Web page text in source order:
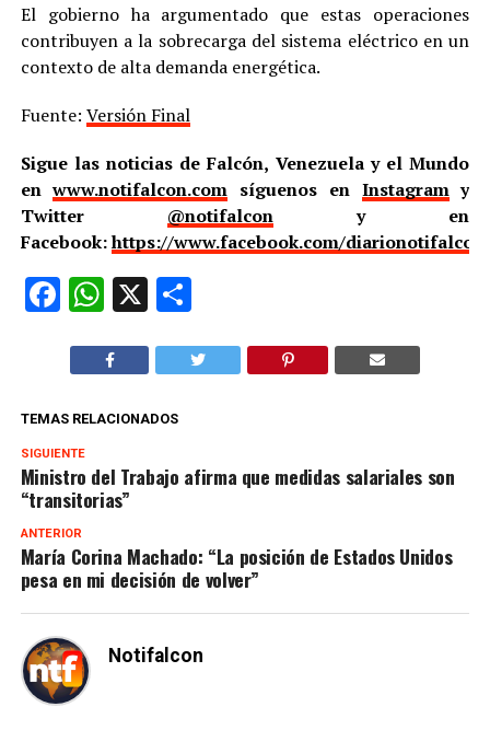
El gobierno ha argumentado que estas operaciones
contribuyen a la sobrecarga del sistema eléctrico en un
contexto de alta demanda energética.
Fuente: Versión Final
Sigue las noticias de Falcón, Venezuela y el Mundo
enwww.notifalcon.com síguenos en Instagramy
Twitter @notifalcony en
Facebook:https://www.facebook.com/
Facebook
WhatsApp
X Compartir
TEMAS RELACIONADOS
SIGUIENTE
Ministro del Trabajo afirma que medidas salariales son
“transitorias”
ANTERIOR
María Corina Machado: “La posición de Estados Unidos
pesa en mi decisión de volver”
Notifalcon